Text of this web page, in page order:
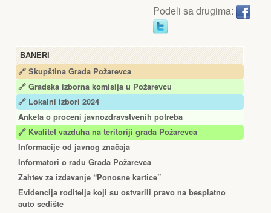
BANERI
🔗 Skupština Grada Požarevca
🔗 Gradska izborna komisija u Požarevcu
🔗 Lokalni izbori 2024
Anketa o proceni javnozdravstvenih potreba
🔗 Kvalitet vazduha na teritoriji grada Požarevca
Informacije od javnog značaja
Informatori o radu Grada Požarevca
Zahtev za izdavanje “Ponosne kartice”
Еvidencija roditelja koji su ostvarili pravo na besplatno
auto sedište
Podeli sa drugima: